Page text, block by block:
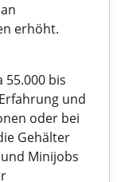
erhöht.
bis
und
oder bei
Gehälter
Minijobs